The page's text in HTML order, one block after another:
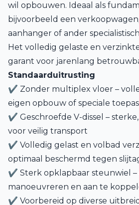
wil opbouwen. Ideaal als
bijvoorbeeld een
aanhanger of ander
Het volledig gelaste en verzinkte
garant voor jarenlang
Standaarduitrusting
✔ Zonder multiplex vloer –
eigen opbouw of speciale
✔ Geschroefde V-dissel –
voor veilig transport
✔ Volledig gelast en volbad
optimaal beschermd tegen
✔ Sterk opklapbaar steunwiel
manoeuvreren en aan te
✔ Voorbereid op diverse